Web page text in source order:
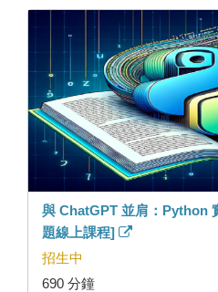
與 ChatGPT 並肩：Python
題線上課程]
招生中
690 分鐘